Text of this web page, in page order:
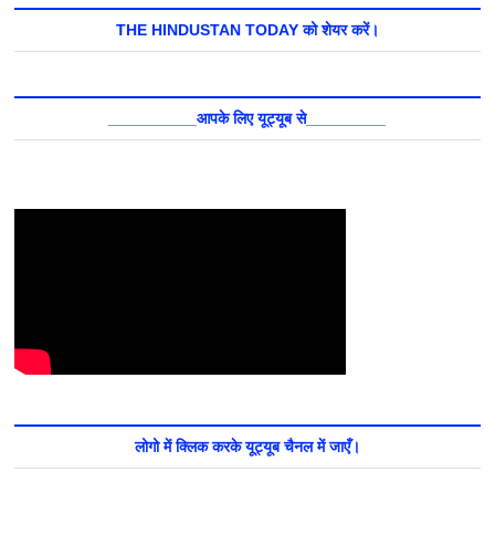
THE HINDUSTAN TODAY को शेयर करें।
__________आपके लिए यूट्यूब से_________
लोगो में क्लिक करके यूट्यूब चैनल में जाएँ।